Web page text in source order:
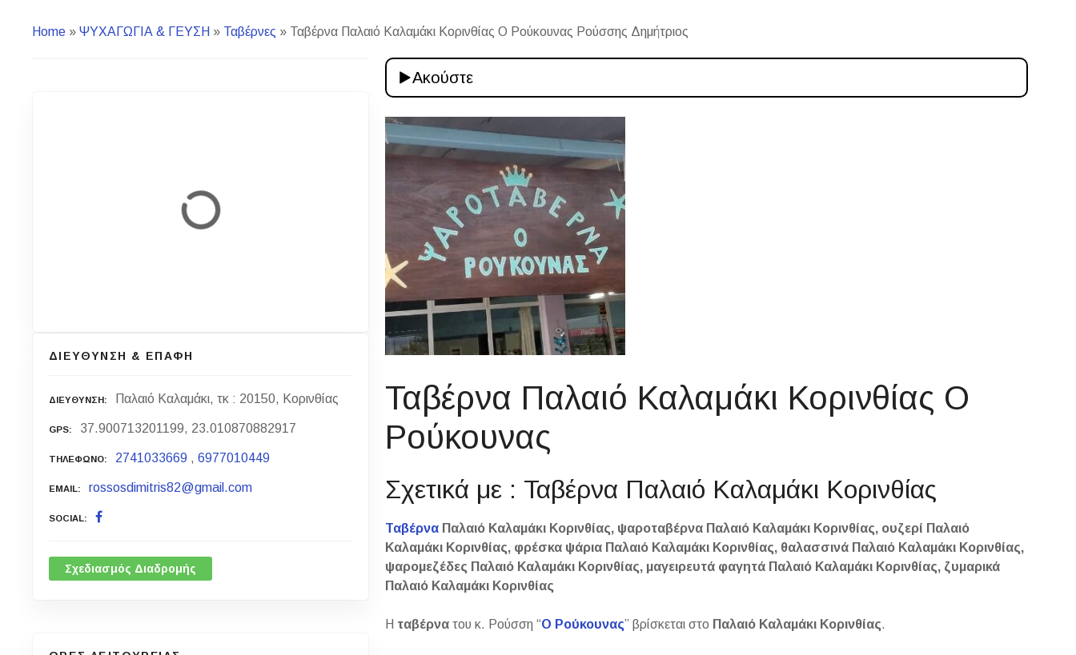
Home » ΨΥΧΑΓΩΓΙΑ & ΓΕΥΣΗ » Ταβέρνες » Ταβέρνα Παλαιό Καλαμάκι Κορινθίας Ο Ρούκουνας Ρούσσης Δημήτριος
ΔΙΕΥΘΥΝΣΗ & ΕΠΑΦΗ
ΔΙΕΥΘΥΝΣΗ Παλαιό Καλαμάκι, τκ : 20150, Κορινθίας
GPS 37.900713201199, 23.010870882917
ΤΗΛΕΦΩΝΟ 2741033669 , 6977010449
EMAIL rossosdimitris82@gmail.com
SOCIAL
Σχεδιασμός Διαδρομής
Ακούστε
Ταβέρνα Παλαιό Καλαμάκι Κορινθίας Ο
Ρούκουνας
Σχετικά με : Ταβέρνα Παλαιό Καλαμάκι Κορινθίας
Ταβέρνα Παλαιό Καλαμάκι Κορινθίας, ψαροταβέρνα Παλαιό Καλαμάκι Κορινθίας, ουζερί Παλαιό
Καλαμάκι Κορινθίας, φρέσκα ψάρια Παλαιό Καλαμάκι Κορινθίας, θαλασσινά Παλαιό Καλαμάκι Κορινθίας,
ψαρομεζέδες Παλαιό Καλαμάκι Κορινθίας, μαγειρευτά φαγητά Παλαιό Καλαμάκι Κορινθίας, ζυμαρικά
Παλαιό Καλαμάκι Κορινθίας
Η ταβέρνα του κ. Ρούσση “Ο Ρούκουνας” βρίσκεται στο Παλαιό Καλαμάκι Κορινθίας.